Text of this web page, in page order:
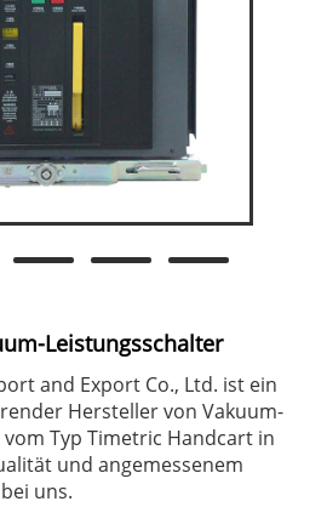
Leistungsschalter
and Export Co., Ltd. ist ein
Hersteller von Vakuum-
Typ Timetric Handcart in
und angemessenem
uns.